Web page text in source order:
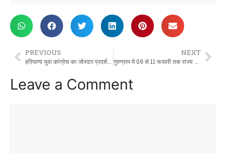
PREVIOUS
हरियाणा युवा कांग्रेस का जोरदार प्रदर्शन, भाजपा कार्यालय ‘गुरु कमल’ का किया घेराव
NEXT
गुरुग्राम में 09 से 11 फरवरी तक राज्य स्तरीय सीएम कप प्रतियोगिता का आयोजन
Leave a Comment